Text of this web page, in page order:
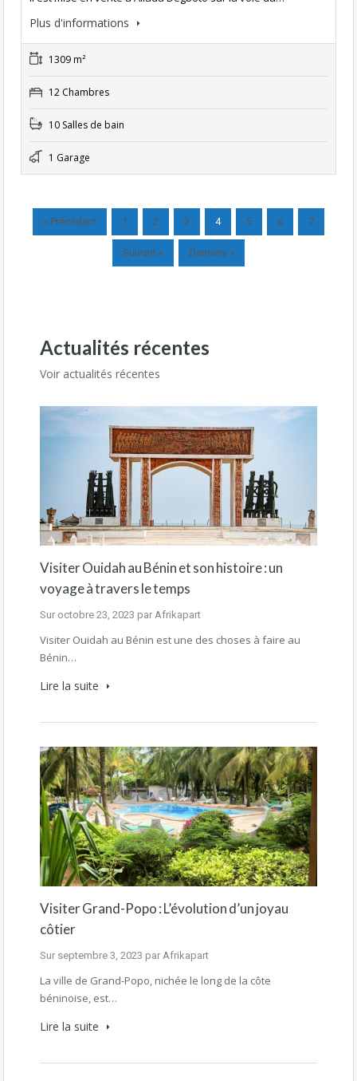
Plus d'informations
1309 m²
12 Chambres
10 Salles de bain
1 Garage
« Précédent 1 2 3 4 5 6 7
Suivant » Dernière »
Actualités récentes
Voir actualités récentes
Visiter Ouidah au Bénin et son histoire : un
voyage à travers le temps
Sur octobre 23, 2023 par Afrikapart
Visiter Ouidah au Bénin est une des choses à faire au
Bénin…
Lire la suite
Visiter Grand-Popo : L’évolution d’un joyau
côtier
Sur septembre 3, 2023 par Afrikapart
La ville de Grand-Popo, nichée le long de la côte
béninoise, est…
Lire la suite